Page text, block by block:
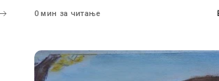
0 мин за читање